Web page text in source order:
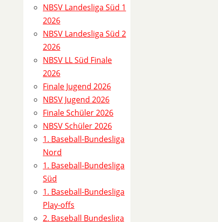
p
e
1
0
2
4
0
0
-
(
NBSV Landesliga Süd 1
2026
NBSV Landesliga Süd 2
2026
NBSV LL Süd Finale
2026
Finale Jugend 2026
NBSV Jugend 2026
Finale Schüler 2026
NBSV Schüler 2026
1. Baseball-Bundesliga
Nord
1. Baseball-Bundesliga
Süd
1. Baseball-Bundesliga
Play-offs
2. Baseball Bundesliga